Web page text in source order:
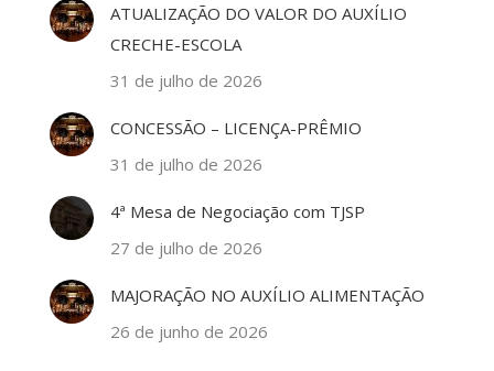
ATUALIZAÇÃO DO VALOR DO AUXÍLIO
CRECHE-ESCOLA
31 de julho de 2026
CONCESSÃO – LICENÇA-PRÊMIO
31 de julho de 2026
4ª Mesa de Negociação com TJSP
27 de julho de 2026
MAJORAÇÃO NO AUXÍLIO ALIMENTAÇÃO
26 de junho de 2026